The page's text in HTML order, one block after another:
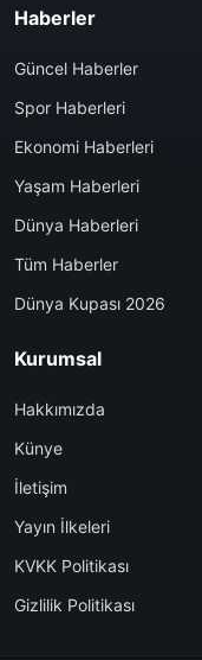
Haberler
Güncel Haberler
Spor Haberleri
Ekonomi Haberleri
Yaşam Haberleri
Dünya Haberleri
Tüm Haberler
Dünya Kupası 2026
Kurumsal
Hakkımızda
Künye
İletişim
Yayın İlkeleri
KVKK Politikası
Gizlilik Politikası